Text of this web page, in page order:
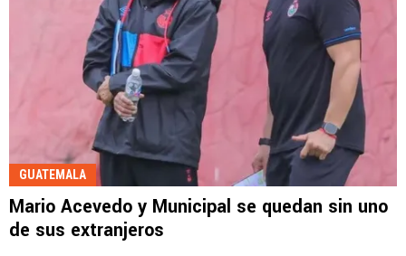
GUATEMALA
Mario Acevedo y Municipal se quedan sin uno
de sus extranjeros